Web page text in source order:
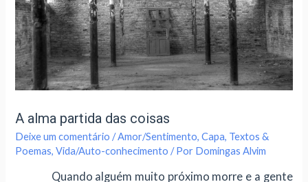
A alma partida das coisas
Deixe um comentário /Amor/Sentimento,Capa, Textos &
Poemas,Vida/Auto-conhecimento / Por Domingas Alvim
Quando alguém muito próximo morre e a gente